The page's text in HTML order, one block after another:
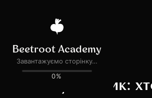
Всі події
ПОДІЯ ЗАВЕРШЕНА
IT-тестувальник: